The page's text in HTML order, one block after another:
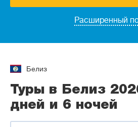
Расширенный
Белиз
Туры в Белиз
дней и 6 ночей